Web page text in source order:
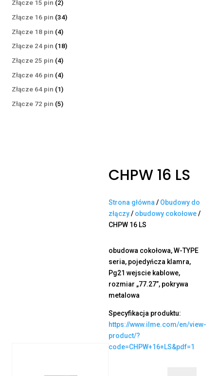
Złącze 15 pin 22
produkty
Złącze 16 pin 3434
Złącze 18 pin 44
produkty
Złącze 24 pin 1818
Złącze 25 pin 44
produkty
Złącze 46 pin 44
produkty
Złącze 64 pin 11
produkt
Złącze 72 pin 55
CHPW 16 LS
Strona główna / Obudowy do
złączy/ obudowy cokołowe/
CHPW 16 LS
obudowa cokołowa, W-TYPE
seria, pojedyńcza klamra,
Pg21 wejscie kablowe,
rozmiar „77.27”, pokrywa
metalowa
Specyfikacja produktu:
https://www.ilme.com/en/view-
product/?
code=CHPW+16+LS&pdf=1